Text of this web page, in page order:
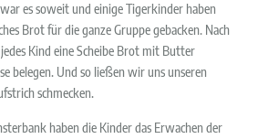
es soweit und einige Tigerkinder haben
Brot für die ganze Gruppe gebacken. Nach
Kind eine Scheibe Brot mit Butter
belegen. Und so ließen wir uns unseren
schmecken.
haben die Kinder das Erwachen der